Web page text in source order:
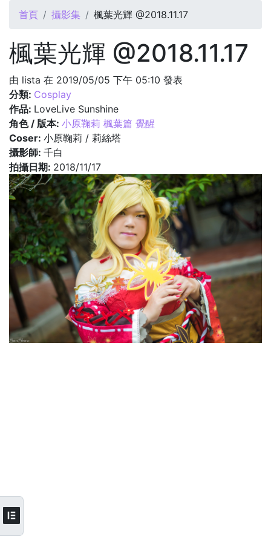
您在這裡
首頁 攝影集 楓葉光輝 @2018.11.17
楓葉光輝 @2018.11.17
由 lista 在 2019/05/05 下午 05:10 發表
分類: Cosplay
作品: LoveLive Sunshine
角色 / 版本: 小原鞠莉 楓葉篇 覺醒
Coser: 小原鞠莉 / 莉絲塔
攝影師: 千白
拍攝日期: 2018/11/17